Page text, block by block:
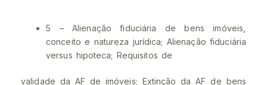
5 – Alienação fiduciária de bens imóveis,
conceito e natureza jurídica; Alienação fiduciária
versus hipoteca; Requisitos de
validade da AF de imóveis; Extinção da AF de bens